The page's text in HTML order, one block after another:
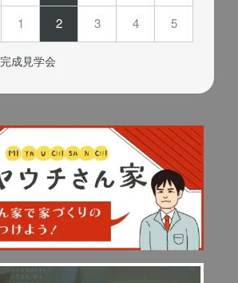
1 2 3 4 5
完成見学会